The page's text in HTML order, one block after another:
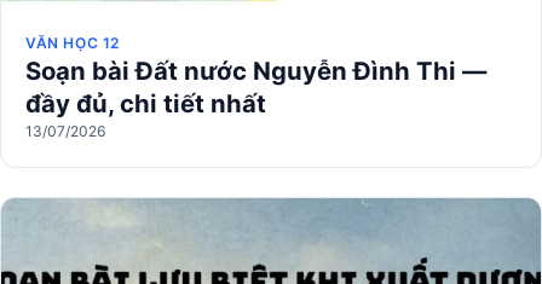
VĂN HỌC 12
Soạn bài Đất nước Nguyễn Đình Thi —
đầy đủ, chi tiết nhất
13/07/2026